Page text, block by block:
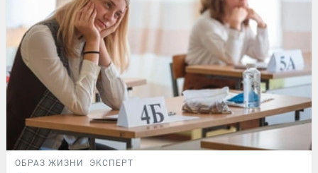
ОБРАЗ ЖИЗНИ ЭКСПЕРТ